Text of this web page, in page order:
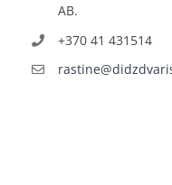
AB.
+370 41 431514